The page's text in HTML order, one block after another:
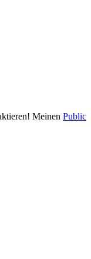
Meinen Public